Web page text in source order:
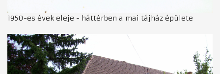
1950-es évek eleje - háttérben a mai tájház épülete